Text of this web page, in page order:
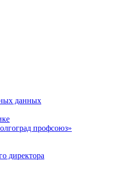
данных
профсоюз»
директора